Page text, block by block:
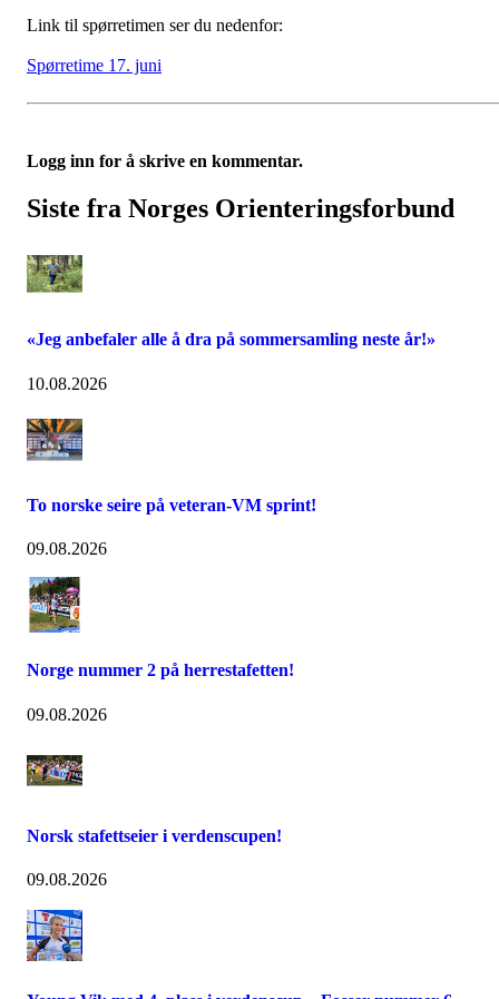
Link til spørretimen ser du nedenfor:
Spørretime 17. juni
Logg inn for å skrive en kommentar.
Siste fra Norges Orienteringsforbund
«Jeg anbefaler alle å dra på sommersamling neste år!»
10.08.2026
To norske seire på veteran-VM sprint!
09.08.2026
Norge nummer 2 på herrestafetten!
09.08.2026
Norsk stafettseier i verdenscupen!
09.08.2026